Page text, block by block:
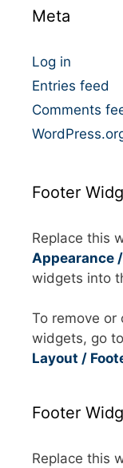
r
e
s
Meta
Log in
Entries feed
Comments
Footer
Replace this
Appearance
widgets into
To remove or
widgets, go to
Layout /
Footer
Replace this